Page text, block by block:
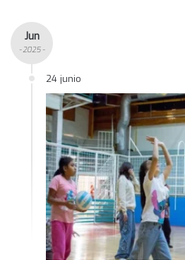
Jun
- 2025 -
24 junio